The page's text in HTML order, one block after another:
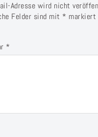
Adresse wird nicht
Felder sind mit * markiert
*